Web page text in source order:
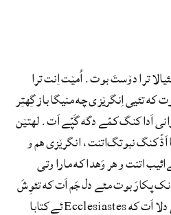
ترا دۆستَ بوت. اُمێت اِنت ترا
تئیی اِنگرێزی چه منیگا باز گِهتِر
اَدا کنگ کمّے دگه گَپّے اَت. لهتێن
اَڈّ کنگ نبوتگ‌اتنت، انگرێزی هم و
اتنت و هر وَهدا که مارا وتی
پکارَ بوت مئے دل جَم اَت که تئوِشَ
کنئے و په شَرّیَ کنئے‌اِش. تئیی دلا ‌اَت که Ecclesiastes ئے کتابا